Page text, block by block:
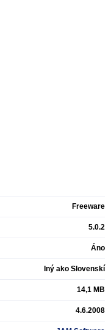
Freeware
5.0.2
Áno
Iný ako Slovenskí
14,1 MB
4.6.2008